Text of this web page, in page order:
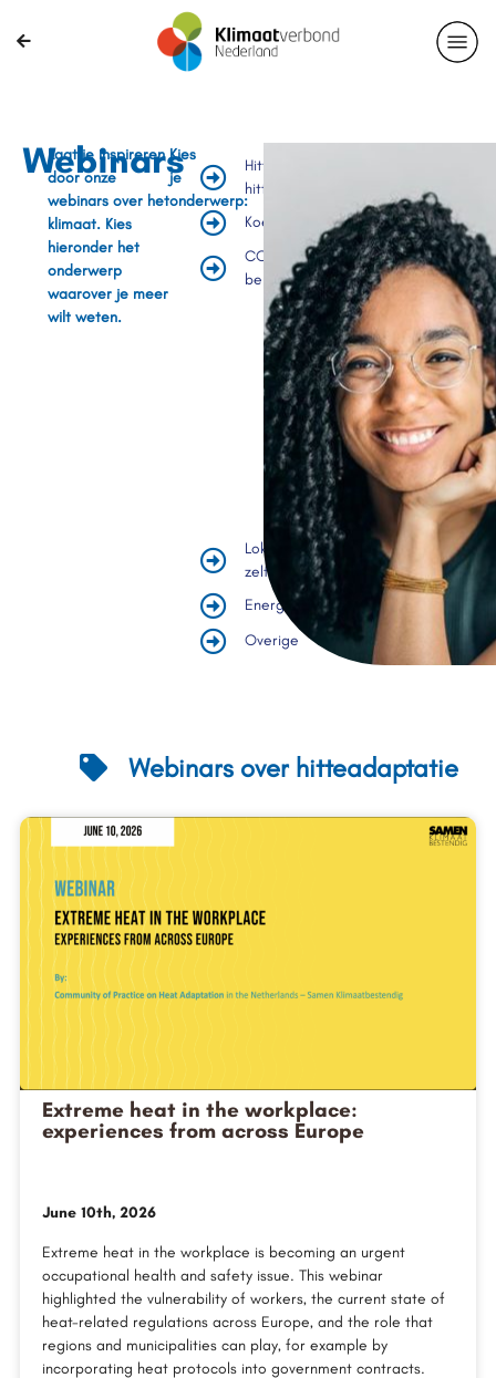
Webinars
Laat je inspireren
door onze
webinars over het
klimaat. Kies
hieronder het
onderwerp
waarover je meer
wilt weten.
Kies
je
onderwerp:
Hitte &
hitteadaptatie
Koelte
CO2-
beprijzing
Lokale
zelflevering
Energiebesparing
Overige
Webinars over hitteadaptatie
Extreme heat in the workplace:
experiences from across Europe
June 10th, 2026
Extreme heat in the workplace is becoming an urgent
occupational health and safety issue. This webinar
highlighted the vulnerability of workers, the current state of
heat-related regulations across Europe, and the role that
regions and municipalities can play, for example by
incorporating heat protocols into government contracts.